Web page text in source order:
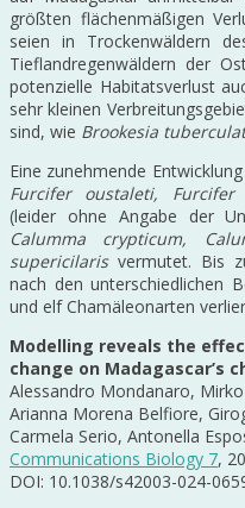
größten flächenmäßigen
seien in Trockenwäldern
Tieflandregenwäldern der
potenzielle Habitatsverlust
sehr kleinen
sind, wie Brookesia
Eine zunehmende
Furcifer oustaleti,
(leider ohne Angabe der
Calumma crypticum,
supericilarisvermutet. Bis
nach den unterschiedlichen
und elf Chamäleonarten
Modelling reveals the
change on Madagascar’s
Alessandro Mondanaro,
Arianna Morena Belfiore,
Carmela Serio, Antonella
Communications Biology 7,
DOI: 10.1038/s42003-024-